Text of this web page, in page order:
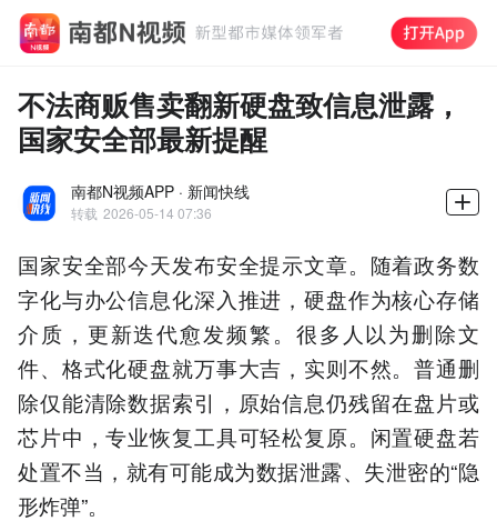
不法商贩售卖翻新硬盘致信息泄露，
国家安全部最新提醒
南都N视频APP · 新闻快线
转载 2026-05-14 07:36
国家安全部今天发布安全提示文章。随着政务数
字化与办公信息化深入推进，硬盘作为核心存储
介质，更新迭代愈发频繁。很多人以为删除文
件、格式化硬盘就万事大吉，实则不然。普通删
除仅能清除数据索引，原始信息仍残留在盘片或
芯片中，专业恢复工具可轻松复原。闲置硬盘若
处置不当，就有可能成为数据泄露、失泄密的“隐
形炸弹”。